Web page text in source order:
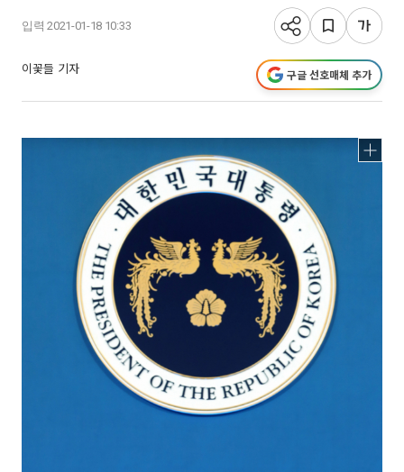
입력 2021-01-18 10:33
이꽃들 기자 구글 선호매체 추가